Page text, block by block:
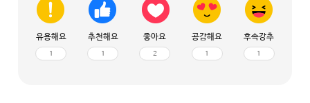
유용해요
1
추천해요
1
좋아요
2
공감해요
1
후속강추
1